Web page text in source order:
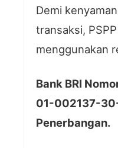
Demi
transaksi,
menggunakan
Bank BRI
01-002137-
Penerbangan.